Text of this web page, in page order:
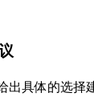
出具体的选择